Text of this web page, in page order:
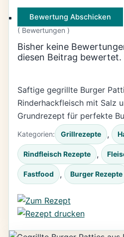
Bewertung Abschicken
( Bewertungen )
Bisher keine
diesen Beitrag bewertet.
Saftige gegrillte Burger
Rinderhackfleisch mit Salz
Grundrezept für perfekte
Kategorien: Grillrezepte ,
Rindfleisch Rezepte ,
Fastfood , Burger Rezepte